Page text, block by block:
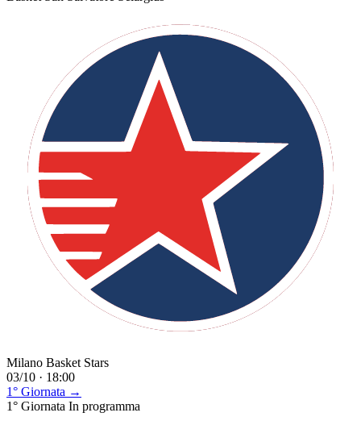
Milano Basket Stars
03/10 · 18:00
1° Giornata →
1° Giornata In programma